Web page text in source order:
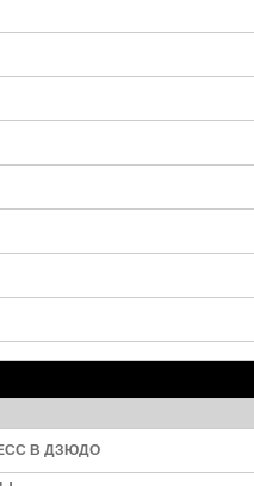
В ДЗЮДО